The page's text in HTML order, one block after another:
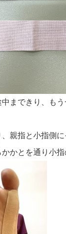
まできり、も
親指と小指側
かとを通り小